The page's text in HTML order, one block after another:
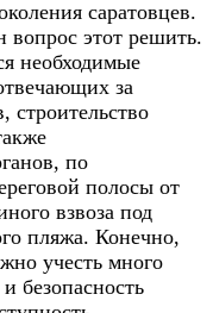
саратовцев.
вопрос этот решить.
необходимые
за
строительство
по
полосы от
взвоза под
пляжа. Конечно,
учесть много
безопасность